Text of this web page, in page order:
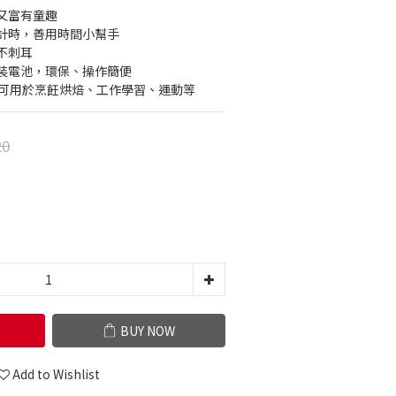
富有童趣
，善用時間小幫手
刺耳
池，環保、操作簡便
用於烹飪烘焙、工作學習、運動等
BUY NOW
Add to Wishlist